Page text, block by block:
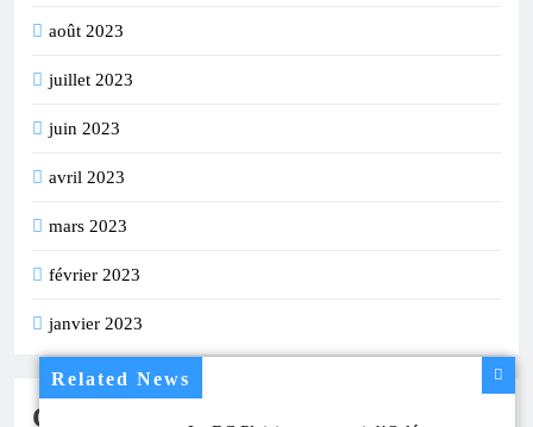
Related News
août 2023
juillet 2023
juin 2023
avril 2023
mars 2023
février 2023
janvier 2023
Catégories